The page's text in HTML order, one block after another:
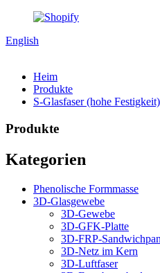
English
Heim
Produkte
S-Glasfaser (hohe Festigkeit)
Produkte
Kategorien
Phenolische Formmasse
3D-Glasgewebe
3D-Gewebe
3D-GFK-Platte
3D-FRP-
3D-Netz im Kern
3D-Luftfaser